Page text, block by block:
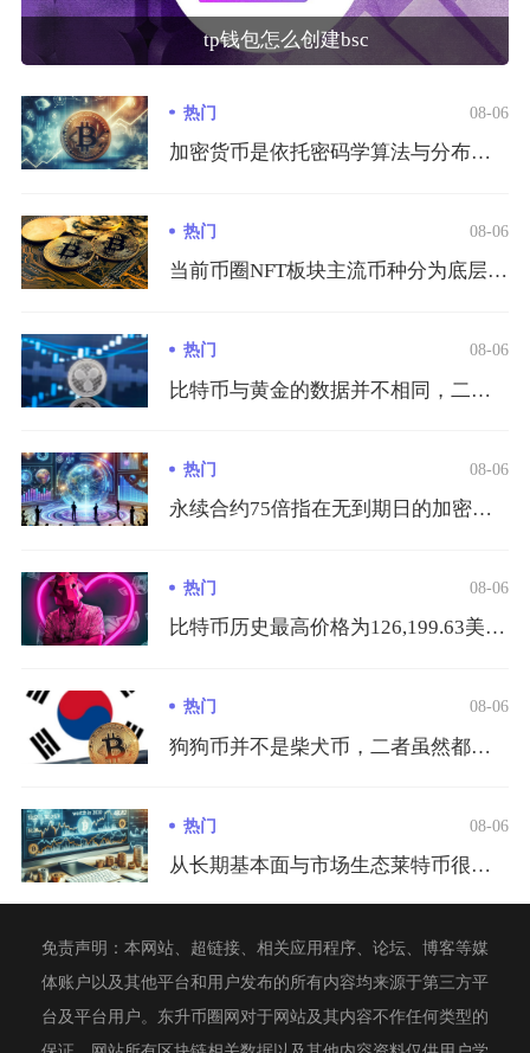
tp钱包怎么创建bsc
热门 08-06
加密货币是依托密码学算法与分布式区块链账本运行、脱离央行与金...
热门 08-06
当前币圈NFT板块主流币种分为底层公链代币、NFT交易平台代...
热门 08-06
比特币与黄金的数据并不相同，二者仅在稀缺叙事层面存在交集，价...
热门 08-06
永续合约75倍指在无到期日的加密货币永续合约交易中，交易者仅...
热门 08-06
比特币历史最高价格为126,199.63美元/枚，出现在20...
热门 08-06
狗狗币并不是柴犬币，二者虽然都采用柴犬表情包作为视觉标识，同...
热门 08-06
从长期基本面与市场生态莱特币很难在市值、生态体量以及行业价值...
免责声明：本网站、超链接、相关应用程序、论坛、博客等媒
体账户以及其他平台和用户发布的所有内容均来源于第三方平
台及平台用户。东升币圈网对于网站及其内容不作任何类型的